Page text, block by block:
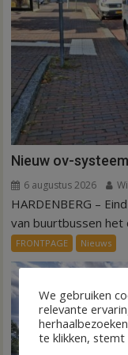
Nieuw ov-
6 augustus 2026
HARDENBERG –
van buurtbussen
FRONTPAGE Nieuws
We gebruiken
relevante
te klikken, stemt